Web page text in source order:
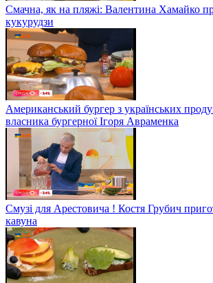
Смачна, як на пляжі: Валентина Хамайко
кукурудзи
Американський бургер з українських
власника бургерної Ігоря Авраменка
Смузі для Арестовича ! Костя Грубич
кавуна